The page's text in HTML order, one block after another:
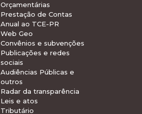
Orçamentárias
Prestação de Contas
Anual ao TCE-PR
Web Geo
Convênios e subvenções
Publicações e redes
sociais
Audiências Públicas e
outros
Radar da transparência
Leis e atos
Tributário